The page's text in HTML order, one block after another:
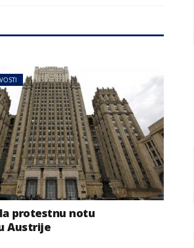
protestnu notu
Austrije